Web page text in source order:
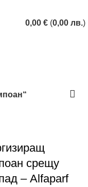
0,00 € (0,00 лв.)
срещу
– Alfaparf